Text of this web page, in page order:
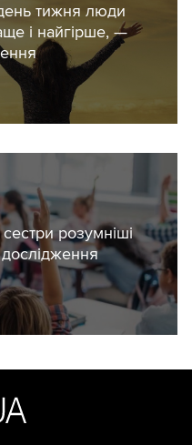
тижня люди
і найгірше, —
розумніші